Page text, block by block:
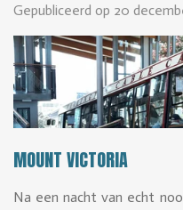
Gepubliceerd op 20
MOUNT VICTORIA
Na een nacht van echt